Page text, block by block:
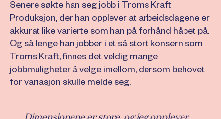
Senere søkte han seg jobb i Troms Kraft
Produksjon, der han opplever at arbeidsdagene er
akkurat like varierte som han på forhånd håpet på.
Og så lenge han jobber i et så stort konsern som
Troms Kraft, finnes det veldig mange
jobbmuligheter å velge imellom, dersom behovet
for variasjon skulle melde seg.
Dimensjonene er store, og jeg opplever